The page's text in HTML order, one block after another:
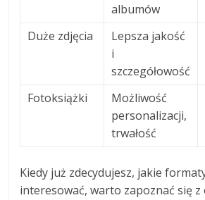
albumów
Duże zdjęcia
Lepsza jakość
i
szczegółowość
Fotoksiążki
Możliwość
personalizacji,
trwałość
Kiedy już zdecydujesz, jakie
interesować, warto zapoznać się